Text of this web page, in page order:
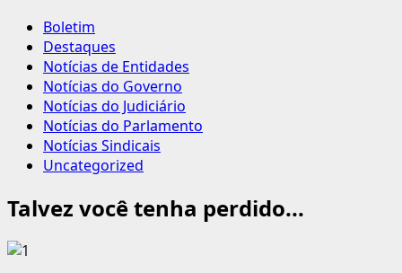
Boletim
Destaques
Notícias de Entidades
Notícias do Governo
Notícias do Judiciário
Notícias do Parlamento
Notícias Sindicais
Uncategorized
Talvez você tenha perdido...